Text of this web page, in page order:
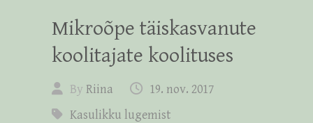
Mikroõpe täiskasvanute
koolitajate koolituses
By Riina
19. nov. 2017
Kasulikku lugemist